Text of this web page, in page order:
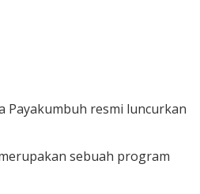
Payakumbuh resmi luncurkan
sebuah program